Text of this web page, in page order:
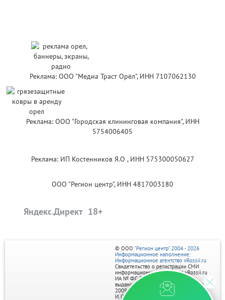
Реклама: ООО "Медиа Траст Орёл", ИНН 7107062130
Реклама: ООО "Городская клининговая компания", ИНН
5754006405
Реклама: ИП Костенников Я.О , ИНН 575300050627
ООО "Регион центр", ИНН 4817003180
Яндекс.Директ
© ООО "Регион центр" 2004 - 2026
Информационное наполнение:
Информационное агентство vRossii.ru
Свидетельство о регистрации СМИ
информационного агентства vRossii.ru
ИА № ФС 77‑35502
выдано РОСКОМНАДЗОРом 04 марта
2009г.
И. О. Главного редактора Нарыков А. Н.